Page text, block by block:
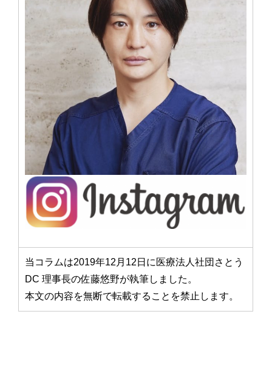
当コラムは2019年12月12日に医療法人社団さとう
DC 理事長の佐藤悠野が執筆しました。
本文の内容を無断で転載することを禁止します。